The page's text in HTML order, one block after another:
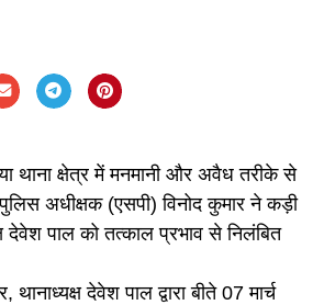
थाना क्षेत्र में मनमानी और अवैध तरीके से
अधीक्षक (एसपी) विनोद कुमार ने कड़ी
देवेश पाल को तत्काल प्रभाव से निलंबित
देवेश पाल द्वारा बीते 07 मार्च